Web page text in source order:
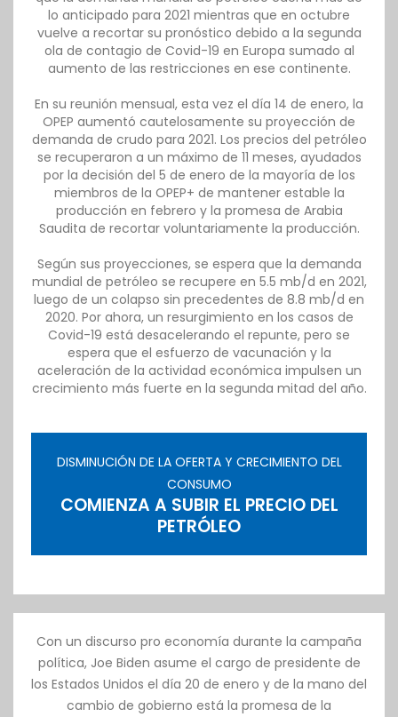
lo anticipado para 2021 mientras que en octubre
vuelve a recortar su pronóstico debido a la segunda
ola de contagio de Covid-19 en Europa sumado al
aumento de las restricciones en ese continente.
En su reunión mensual, esta vez el día 14 de enero, la
OPEP aumentó cautelosamente su proyección de
demanda de crudo para 2021. Los precios del petróleo
se recuperaron a un máximo de 11 meses, ayudados
por la decisión del 5 de enero de la mayoría de los
miembros de la OPEP+ de mantener estable la
producción en febrero y la promesa de Arabia
Saudita de recortar voluntariamente la producción.
Según sus proyecciones, se espera que la demanda
mundial de petróleo se recupere en 5.5 mb/d en 2021,
luego de un colapso sin precedentes de 8.8 mb/d en
2020. Por ahora, un resurgimiento en los casos de
Covid-19 está desacelerando el repunte, pero se
espera que el esfuerzo de vacunación y la
aceleración de la actividad económica impulsen un
crecimiento más fuerte en la segunda mitad del año.
DISMINUCIÓN DE LA OFERTA Y CRECIMIENTO DEL
CONSUMO
COMIENZA A SUBIR EL PRECIO DEL
PETRÓLEO
Con un discurso pro economía durante la campaña
política, Joe Biden asume el cargo de presidente de
los Estados Unidos el día 20 de enero y de la mano del
cambio de gobierno está la promesa de la